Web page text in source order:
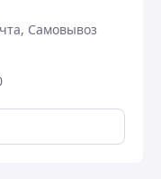
Самовывоз